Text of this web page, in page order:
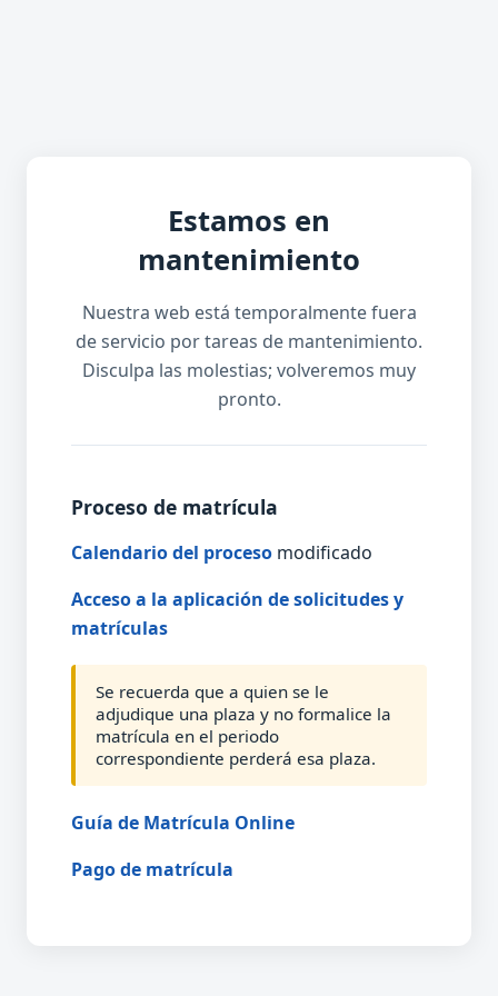
Estamos en
mantenimiento
Nuestra web está temporalmente fuera
de servicio por tareas de mantenimiento.
Disculpa las molestias; volveremos muy
pronto.
Proceso de matrícula
Calendario del proceso modificado
Acceso a la aplicación de solicitudes y
matrículas
Se recuerda que a quien se le
adjudique una plaza y no formalice la
matrícula en el periodo
correspondiente perderá esa plaza.
Guía de Matrícula Online
Pago de matrícula